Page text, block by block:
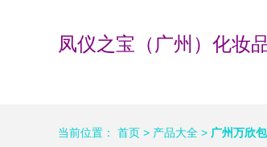
凤仪之宝（广州）化妆
当前位置： 首页 > 产品大全 > 广州万欣